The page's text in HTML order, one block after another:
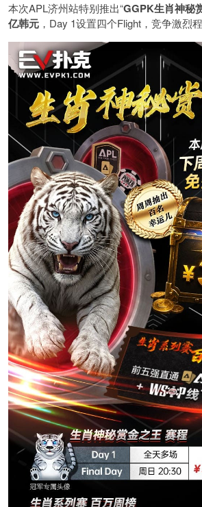
本次APL济州站特别推出“GGPK生肖神秘
亿韩元 ，Day 1设置四个Flight，竞争激烈